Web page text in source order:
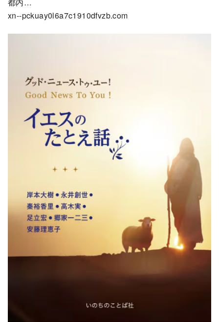
xn--pckuay0l6a7c1910dfvzb.com